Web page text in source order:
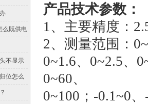
么既供电
不显示
位怎么
产品技术参数：
1、主要精度：
2、测量范围：
0~1.6、0~2.5、
0~60、
0~100；-0.1~0